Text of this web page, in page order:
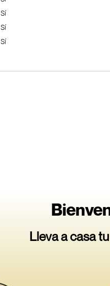
Sí
Sí
Sí